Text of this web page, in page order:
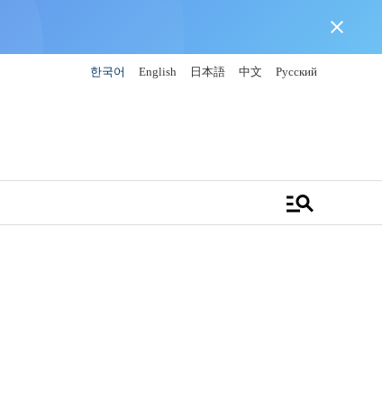
close
한국어 English 日本語 中文 Русский
manage_search